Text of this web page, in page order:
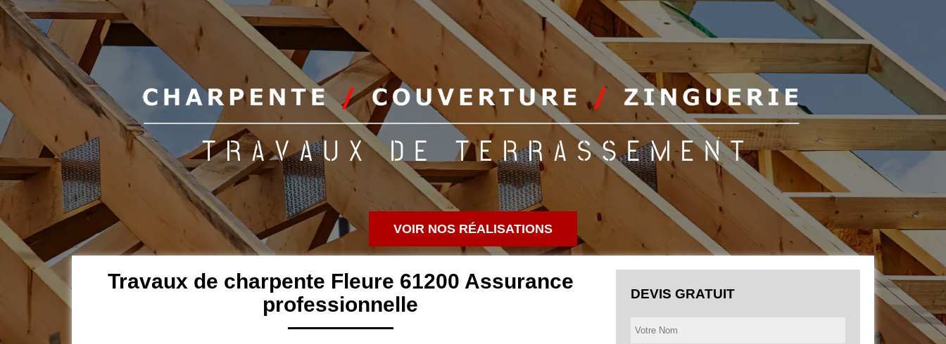
VOIR NOS RÉALISATIONS
Travaux de charpente Fleure 61200 Assurance
professionnelle
DEVIS GRATUIT